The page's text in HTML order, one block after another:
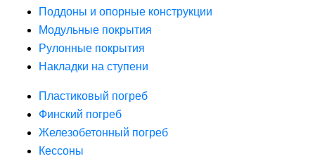
Поддоны и опорные конструкции
Модульные покрытия
Рулонные покрытия
Накладки на ступени
Пластиковый погреб
Финский погреб
Железобетонный погреб
Кессоны